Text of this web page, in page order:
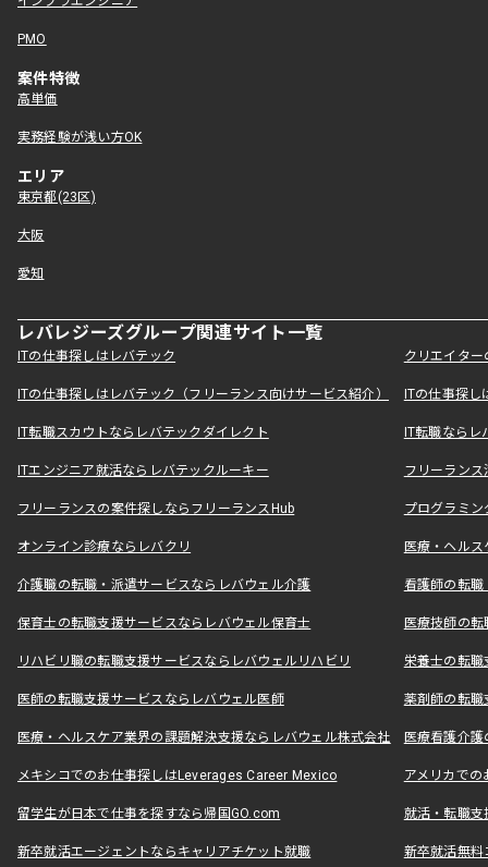
PMO
案件特徴
高単価
実務経験が浅い方OK
エリア
東京都(23区)
大阪
愛知
レバレジーズグループ関連サイト一覧
ITの仕事探しはレバテック クリエイタ
ITの仕事探しはレバテック（フリーランス向けサービス紹介） ITの仕事探
IT転職スカウトならレバテックダイレクト IT転職なら
ITエンジニア就活ならレバテックルーキー フリーラン
フリーランスの案件探しならフリーランスHub プログラミ
オンライン診療ならレバクリ 医療・ヘル
介護職の転職・派遣サービスならレバウェル介護 看護師の転
保育士の転職支援サービスならレバウェル保育士 医療技師の
リハビリ職の転職支援サービスならレバウェルリハビリ 栄養士の転
医師の転職支援サービスならレバウェル医師 薬剤師の転
医療・ヘルスケア業界の課題解決支援ならレバウェル株式会社 医療看護介
メキシコでのお仕事探しはLeverages Career Mexico アメリカで
留学生が日本で仕事を探すなら帰国GO.com 就活・転職
新卒就活エージェントならキャリアチケット就職 新卒就活無料